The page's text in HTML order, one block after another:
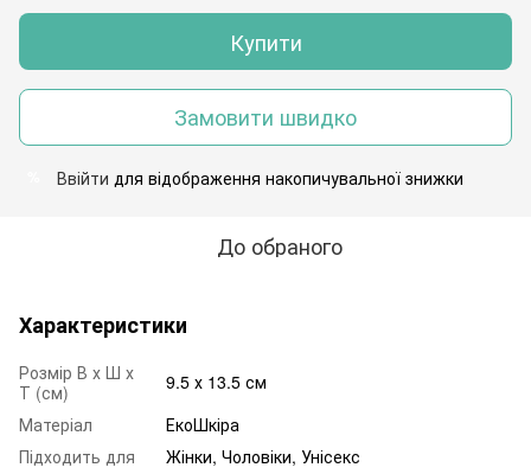
Купити
Замовити швидко
Ввійти для відображення накопичувальної знижки
До обраного
Характеристики
Розмір В х Ш х
Т (см)
9.5 х 13.5 см
Матеріал
ЕкоШкіра
Підходить для
Жінки, Чоловіки, Унісекс